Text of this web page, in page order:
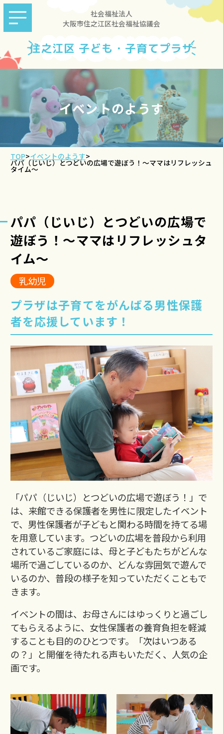
社会福祉法人
大阪市住之江区社会福祉協議会
住之江区 子ども・子育てプラザ
イベントのようす
TOP>イベントのようす>
パパ（じいじ）とつどいの広場で遊ぼう！～ママはリフレッシュ
タイム～
パパ（じいじ）とつどいの広場で
遊ぼう！～ママはリフレッシュタ
イム～
乳幼児
プラザは子育てをがんばる男性保護
者を応援しています！
「パパ（じいじ）とつどいの広場で遊ぼう！」で
は、来館できる保護者を男性に限定したイベント
で、男性保護者が子どもと関わる時間を持てる場
を用意しています。つどいの広場を普段から利用
されているご家庭には、母と子どもたちがどんな
場所で過ごしているのか、どんな雰囲気で遊んで
いるのか、普段の様子を知っていただくこともで
きます。
イベントの間は、お母さんにはゆっくりと過ごし
てもらえるように、女性保護者の養育負担を軽減
することも目的のひとつです。「次はいつある
の？」と開催を待たれる声もいただく、人気の企
画です。